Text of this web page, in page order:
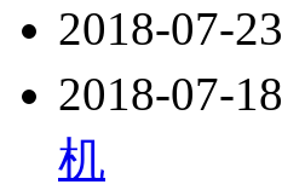
2018-07-23
2018-07-18
机